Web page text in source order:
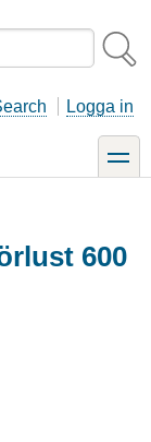
Logga in
toggle
600